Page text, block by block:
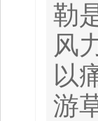
勒
风
以
游